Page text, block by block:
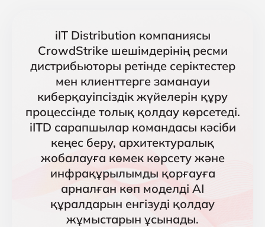
iIT Distribution компаниясы
CrowdStrike шешімдерінің ресми
дистрибьюторы ретінде серіктестер
мен клиенттерге заманауи
киберқауіпсіздік жүйелерін құру
процессінде толық қолдау көрсетеді.
iITD сарапшылар командасы кәсіби
кеңес беру, архитектуралық
жобалауға көмек көрсету және
инфрақұрылымды қорғауға
арналған көп моделді AI
құралдарын енгізуді қолдау
жұмыстарын ұсынады.